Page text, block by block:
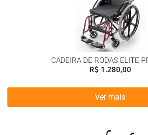
CADEIRA DE RODAS ELITE
R$ 1.280,00
Ver mais